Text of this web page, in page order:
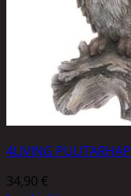
4LIVING
34,90 €